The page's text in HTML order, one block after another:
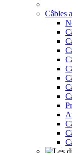
Câbles